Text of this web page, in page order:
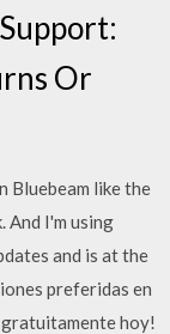
Or
Bluebeam like the
And I'm using
and is at the
preferidas en
hoy!